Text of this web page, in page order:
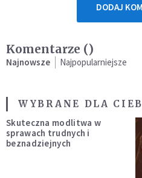
DODAJ
Komentarze ()
Najnowsze Najpopularniejsze
WYBRANE DLA
Skuteczna modlitwa w
sprawach trudnych i
beznadziejnych